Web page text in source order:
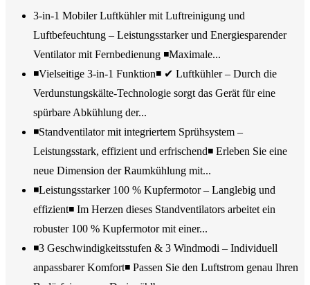
3-in-1 Mobiler Luftkühler mit Luftreinigung und
Luftbefeuchtung – Leistungsstarker und Energiesparender
Ventilator mit Fernbedienung ◾Maximale...
◾Vielseitige 3-in-1 Funktion◾ ✔ Luftkühler – Durch die
Verdunstungskälte-Technologie sorgt das Gerät für eine
spürbare Abkühlung der...
◾Standventilator mit integriertem Sprühsystem –
Leistungsstark, effizient und erfrischend◾ Erleben Sie eine
neue Dimension der Raumkühlung mit...
◾Leistungsstarker 100 % Kupfermotor – Langlebig und
effizient◾ Im Herzen dieses Standventilators arbeitet ein
robuster 100 % Kupfermotor mit einer...
◾3 Geschwindigkeitsstufen & 3 Windmodi – Individuell
anpassbarer Komfort◾ Passen Sie den Luftstrom genau Ihren